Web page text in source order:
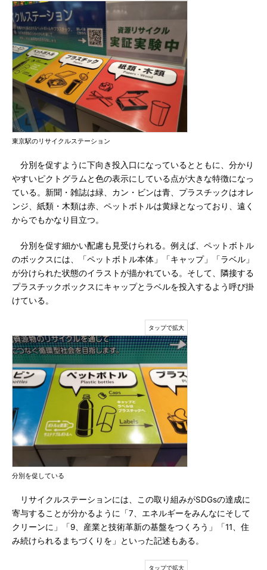
東京駅のリサイクルステーション
分別を促すように下向き投入口になっているとともに、分かり
やすいピクトグラムと色の表示にしている点が大きな特徴になっ
ている。新聞・雑誌は緑、カン・ビンは青、プラスチックはオレ
ンジ、紙類・木類は赤、ペットボトルは黄緑となっており、遠く
からでもかなり目立つ。
分別を促す細かい配慮も見受けられる。例えば、ペットボトル
のボックスには、「ペットボトル本体」「キャップ」「ラベル」
が分けられた状態のイラストが描かれている。そして、隣接する
プラスチックボックスにキャップとラベルを投入するよう呼び掛
けている。
分別を促している
リサイクルステーションには、この取り組みがSDGsの達成に
寄与することが分かるように「7、エネルギーをみんなにそして
クリーンに」「9、産業と技術革新の基盤をつくろう」「11、住
み続けられるまちづくりを」といった記述もある。